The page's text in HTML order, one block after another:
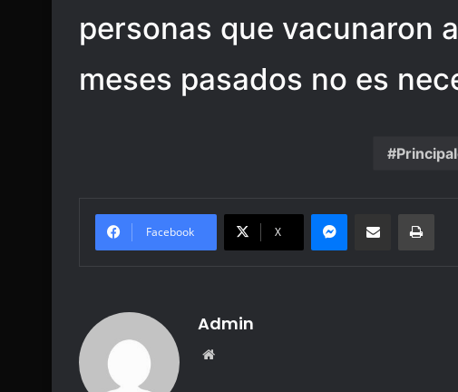
personas que vacunaron
meses pasados no es
Facebook X
Messenger
Share via Email Print
Admin